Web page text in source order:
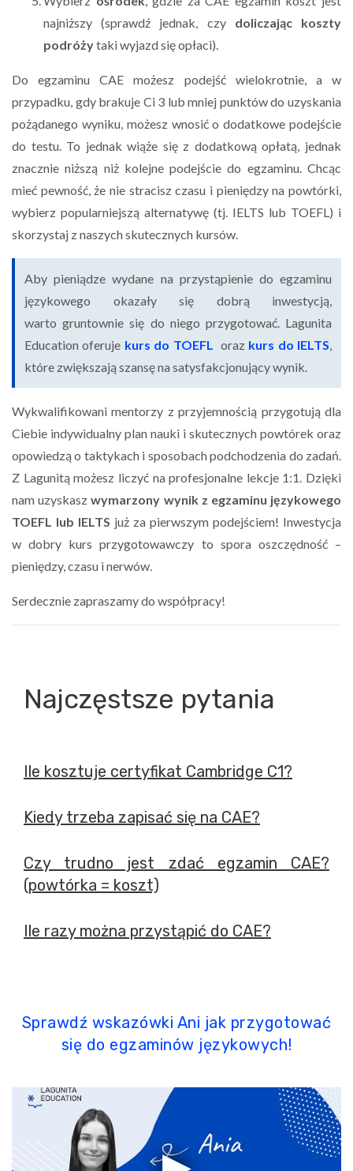
najniższy (sprawdź jednak, czy doliczając koszty
podróżytaki wyjazd się opłaci).
Do egzaminu CAE możesz podejść wielokrotnie, a w
przypadku, gdy brakuje Ci 3 lub mniej punktów do uzyskania
pożądanego wyniku, możesz wnosić o dodatkowe podejście
do testu. To jednak wiąże się z dodatkową opłatą, jednak
znacznie niższą niż kolejne podejście do egzaminu. Chcąc
mieć pewność, że nie stracisz czasu i pieniędzy na powtórki,
wybierz popularniejszą alternatywę (tj. IELTS lub TOEFL) i
skorzystaj z naszych skutecznych kursów.
Aby pieniądze wydane na przystąpienie do egzaminu
językowego okazały się dobrą inwestycją,
warto gruntownie się do niego przygotować. Lagunita
Education oferuje kurs do TOEFL oraz kurs do IELTS,
które zwiększają szansę na satysfakcjonujący wynik.
Wykwalifikowani mentorzy z przyjemnością przygotują dla
Ciebie indywidualny plan nauki i skutecznych powtórek oraz
opowiedzą o taktykach i sposobach podchodzenia do zadań.
Z Lagunitą możesz liczyć na profesjonalne lekcje 1:1. Dzięki
nam uzyskaszwymarzony wynik z egzaminu językowego
TOEFL lub IELTS już za pierwszym podejściem! Inwestycja
w dobry kurs przygotowawczy to spora oszczędność –
pieniędzy, czasu i nerwów.
Serdecznie zapraszamy do współpracy!
Najczęstsze pytania
Ile kosztuje certyfikat Cambridge C1?
Kiedy trzeba zapisać się na CAE?
Czy trudno jest zdać egzamin CAE?
(powtórka = koszt)
Ile razy można przystąpić do CAE?
Sprawdź wskazówki Ani jak przygotować
się do egzaminów językowych!